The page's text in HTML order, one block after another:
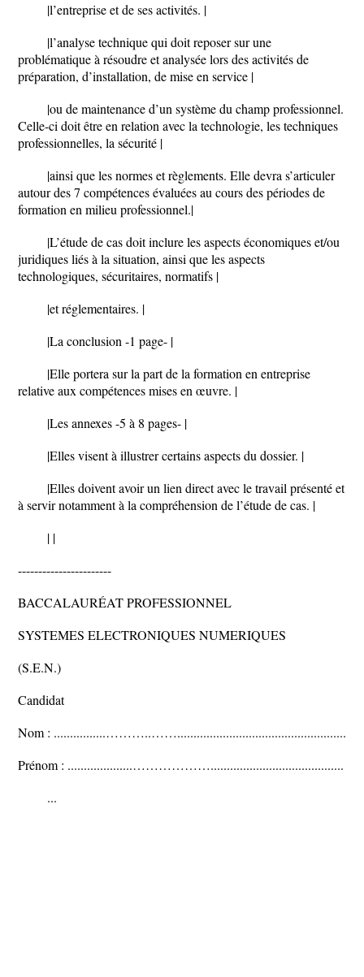
|l’entreprise et de ses activités. |
|l’analyse technique qui doit reposer sur une
problématique à résoudre et analysée lors des activités de
préparation, d’installation, de mise en service |
|ou de maintenance d’un système du champ professionnel.
Celle-ci doit être en relation avec la technologie, les techniques
professionnelles, la sécurité |
|ainsi que les normes et règlements. Elle devra s’articuler
autour des 7 compétences évaluées au cours des périodes de
formation en milieu professionnel.|
|L’étude de cas doit inclure les aspects économiques et/ou
juridiques liés à la situation, ainsi que les aspects
technologiques, sécuritaires, normatifs |
|et réglementaires. |
|La conclusion -1 page- |
|Elle portera sur la part de la formation en entreprise
relative aux compétences mises en œuvre. |
|Les annexes -5 à 8 pages- |
|Elles visent à illustrer certains aspects du dossier. |
|Elles doivent avoir un lien direct avec le travail présenté et
à servir notamment à la compréhension de l’étude de cas. |
| |
-----------------------
BACCALAURÉAT PROFESSIONNEL
SYSTEMES ELECTRONIQUES NUMERIQUES
(S.E.N.)
Candidat
Nom : ................………..……....................................................
Prénom : ....................……………….........................................
...